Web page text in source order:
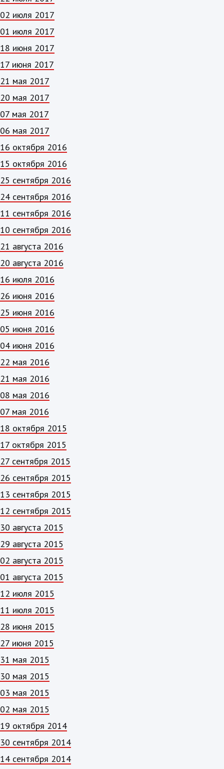
02 июля 2017
01 июля 2017
18 июня 2017
17 июня 2017
21 мая 2017
20 мая 2017
07 мая 2017
06 мая 2017
16 октября 2016
15 октября 2016
25 сентября 2016
24 сентября 2016
11 сентября 2016
10 сентября 2016
21 августа 2016
20 августа 2016
16 июля 2016
26 июня 2016
25 июня 2016
05 июня 2016
04 июня 2016
22 мая 2016
21 мая 2016
08 мая 2016
07 мая 2016
18 октября 2015
17 октября 2015
27 сентября 2015
26 сентября 2015
13 сентября 2015
12 сентября 2015
30 августа 2015
29 августа 2015
02 августа 2015
01 августа 2015
12 июля 2015
11 июля 2015
28 июня 2015
27 июня 2015
31 мая 2015
30 мая 2015
03 мая 2015
02 мая 2015
19 октября 2014
30 сентября 2014
14 сентября 2014